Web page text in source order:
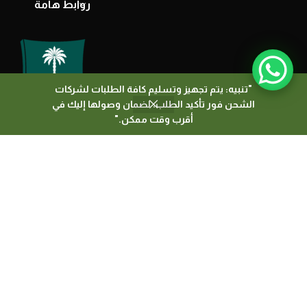
"تنبيه: يتم تجهيز وتسليم كافة الطلبات لشركات
الشحن فور تأكيد الطلب، لضمان وصولها إليك في
أقرب وقت ممكن."
روابط هامة